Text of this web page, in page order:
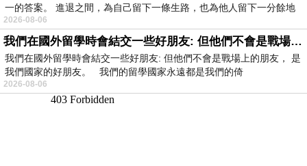
一的答案。 進退之間，為自己留下一條生路，也為他人留下一分餘地
2026-08-06
我們在國外留學時會結交一些好朋友: 但他們不會是戰場上的朋友
我們在國外留學時會結交一些好朋友: 但他們不會是戰場上的朋友， 是
我們國家的好朋友。 我們的留學國家永遠都是我們的倚
2026-08-06